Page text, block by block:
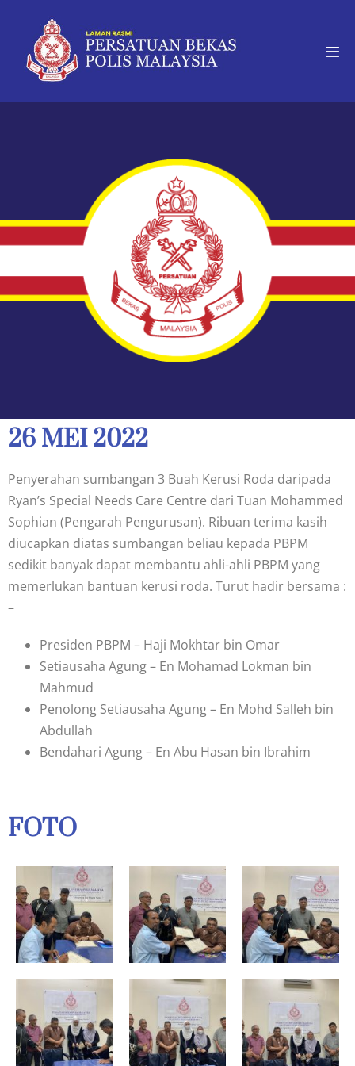
26 MEI 2022
Penyerahan sumbangan 3 Buah Kerusi Roda daripada
Ryan’s Special Needs Care Centre dari Tuan Mohammed
Sophian (Pengarah Pengurusan). Ribuan terima kasih
diucapkan diatas sumbangan beliau kepada PBPM
sedikit banyak dapat membantu ahli-ahli PBPM yang
memerlukan bantuan kerusi roda. Turut hadir bersama :
–
Presiden PBPM – Haji Mokhtar bin Omar
Setiausaha Agung – En Mohamad Lokman bin
Mahmud
Penolong Setiausaha Agung – En Mohd Salleh bin
Abdullah
Bendahari Agung – En Abu Hasan bin Ibrahim
FOTO